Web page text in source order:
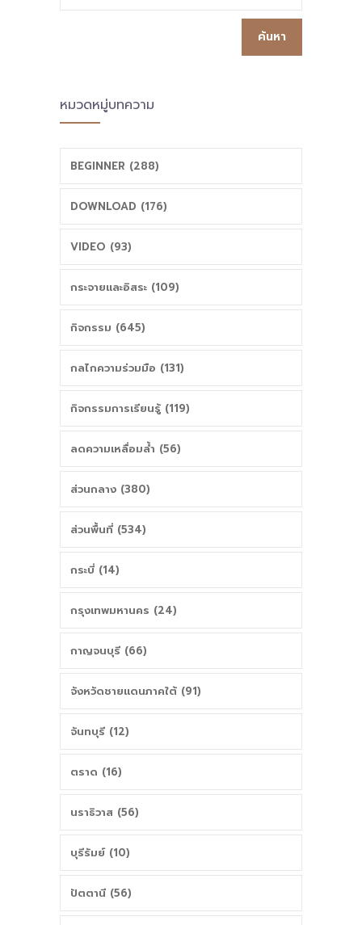
จังหวัดสตูล เพื่อ
ร่วมหาแนวทางที่
เหมาะสมและมี
คุณภาพ/
ประสิทธิภาพ ใน
จริง เพื่อพัฒนา
หมวดหมู่บทความ
BEGINNER (288)
DOWNLOAD (176)
VIDEO (93)
กระจายและอิสระ (109)
กิจกรรม (645)
กลไกความร่วมมือ (131)
กิจกรรมการเรียนรู้ (119)
ลดความเหลื่อมล้ำ (56)
ส่วนกลาง (380)
ส่วนพื้นที่ (534)
กระบี่ (14)
กรุงเทพมหานคร (24)
กาญจนบุรี (66)
จังหวัดชายแดนภาคใต้ (91)
จันทบุรี (12)
ตราด (16)
นราธิวาส (56)
บุรีรัมย์ (10)
ปัตตานี (56)